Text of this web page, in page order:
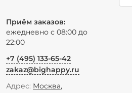
Приём заказов:
ежедневно с 08:00 до
22:00
+7 (495) 133-65-42
zakaz@bighappy.ru
Адрес: Москва,